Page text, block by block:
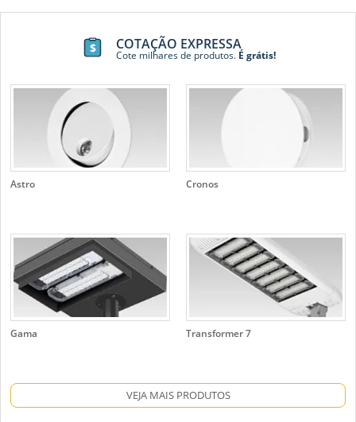
COTAÇÃO EXPRESSA
Cote milhares de produtos.É grátis!
Astro Cronos
Gama Transformer 7
VEJA MAIS PRODUTOS